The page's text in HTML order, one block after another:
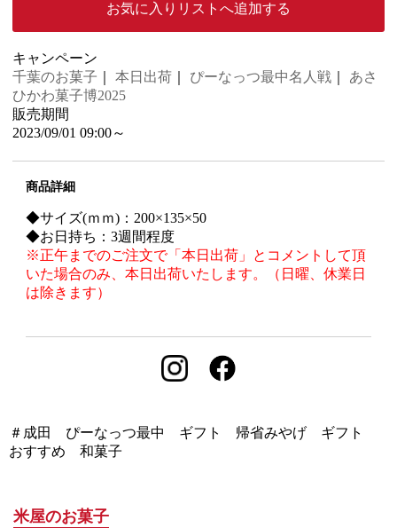
お気に入りリストへ追加する
キャンペーン
千葉のお菓子
本日出荷 ぴーなっつ最中名人戦
あさ
ひかわ菓子博2025
販売期間
2023/09/01 09:00～
商品詳細
◆サイズ(ｍｍ)：200×135×50
◆お日持ち：3週間程度
※正午までのご注文で「本日出荷」とコメントして頂
いた場合のみ、本日出荷いたします。（日曜、休業日
は除きます）
＃成田 ぴーなっつ最中 ギフト 帰省みやげ ギフト
おすすめ 和菓子
米屋のお菓子